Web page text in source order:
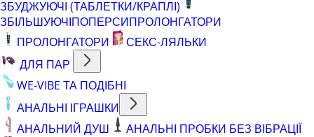
ЗБУДЖУЮЧІ (ТАБЛЕТКИ/КРАПЛІ)
ЗБІЛЬШУЮЧІПОПЕРСИПРОЛОНГАТОРИ
ПРОЛОНГАТОРИ
СЕКС-ЛЯЛЬКИ
ДЛЯ ПАР
WE-VIBE ТА ПОДІБНІ
АНАЛЬНІ ІГРАШКИ
АНАЛЬНИЙ ДУШ
АНАЛЬНІ ПРОБКИ БЕЗ ВІБРАЦІЇ